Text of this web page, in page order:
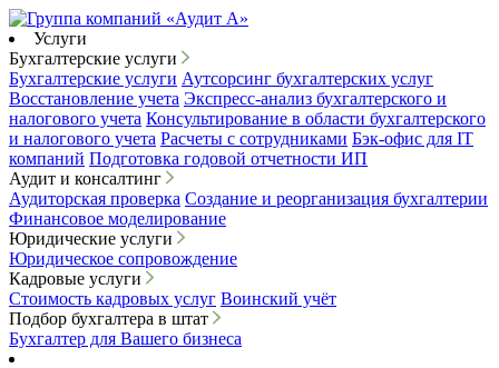
Услуги
Бухгалтерские услуги
Бухгалтерские услуги Аутсорсинг бухгалтерских услуг
Восстановление учета Экспресс-анализ бухгалтерского и
налогового учета Консультирование в области бухгалтерского
и налогового учета Расчеты с сотрудниками Бэк-офис для IT
компаний Подготовка годовой отчетности ИП
Аудит и консалтинг
Аудиторская проверка Создание и реорганизация бухгалтерии
Финансовое моделирование
Юридические услуги
Юридическое сопровождение
Кадровые услуги
Стоимость кадровых услуг Воинский учёт
Подбор бухгалтера в штат
Бухгалтер для Вашего бизнеса